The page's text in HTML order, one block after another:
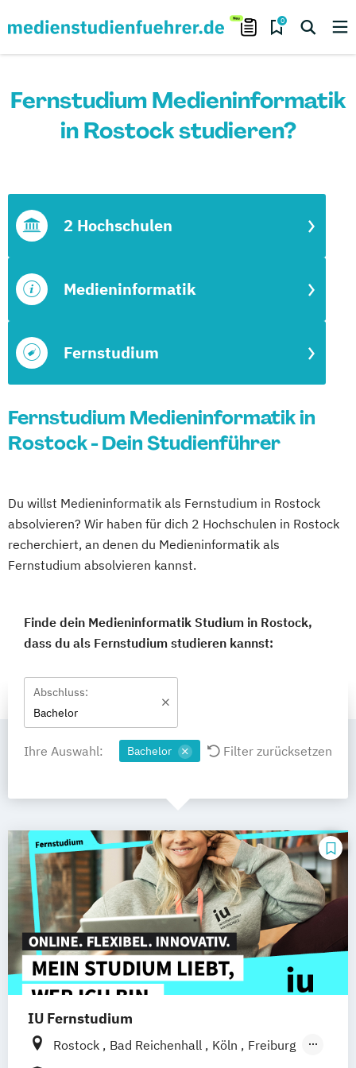
0
Fernstudium Medieninformatik
in Rostock studieren?
Fernstudium
Medieninformatik
2 Hochschulen
Fernstudium Medieninformatik in
Rostock - Dein Studienführer
Du willst Medieninformatik als Fernstudium in Rostock
absolvieren? Wir haben für dich 2 Hochschulen in Rostock
recherchiert, an denen du Medieninformatik als
Fernstudium absolvieren kannst.
Finde dein Medieninformatik Studium in Rostock,
dass du als Fernstudium studieren kannst:
Abschluss:
Bachelor
Ihre Auswahl: Bachelor Filter zurücksetzen
IU Fernstudium
Rostock Bad Reichenhall Köln
Freiburg